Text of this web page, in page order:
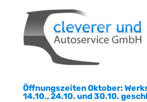
Öffnungszeiten Oktober:
14.10., 24.10. und 30.10.